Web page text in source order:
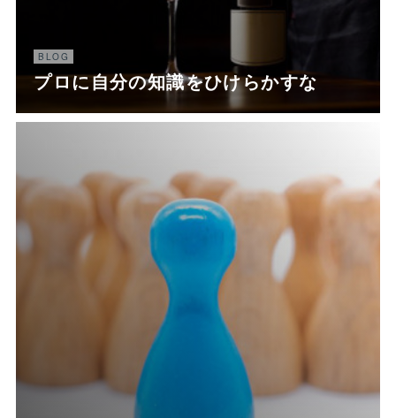
BLOG
プロに自分の知識をひけらかすな